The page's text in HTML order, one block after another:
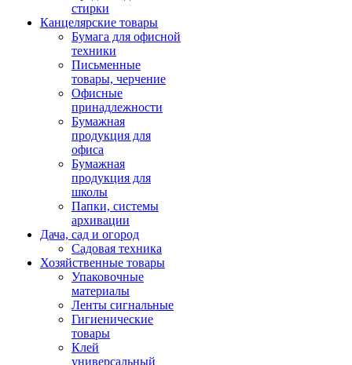
стирки
Канцелярские товары
Бумага для офисной
техники
Письменные
товары, черчение
Офисные
принадлежности
Бумажная
продукция для
офиса
Бумажная
продукция для
школы
Папки, системы
архивации
Дача, сад и огород
Садовая техника
Хозяйственные товары
Упаковочные
материалы
Ленты сигнальные
Гигиенические
товары
Клей
универсальный